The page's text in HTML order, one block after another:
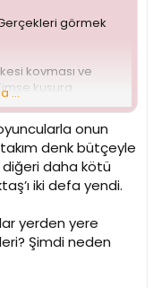
görmek
kovması ve
kusura
işten pek de
değilse de Turgay
getirip, koç olarak
gibi bir koçla
insanlar da
anlamıyor ya da
...
onun
takım denk bütçeyle
diğeri daha kötü
iki defa yendi.
yerden yere
Şimdi neden